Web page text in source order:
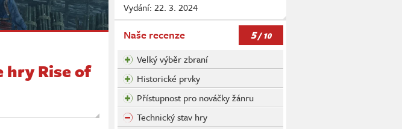
hry Rise of
Vydání: 22. 3. 2024
Naše recenze 5/ 10
Velký výběr zbraní
Historické prvky
Přístupnost pro nováčky žánru
Technický stav hry